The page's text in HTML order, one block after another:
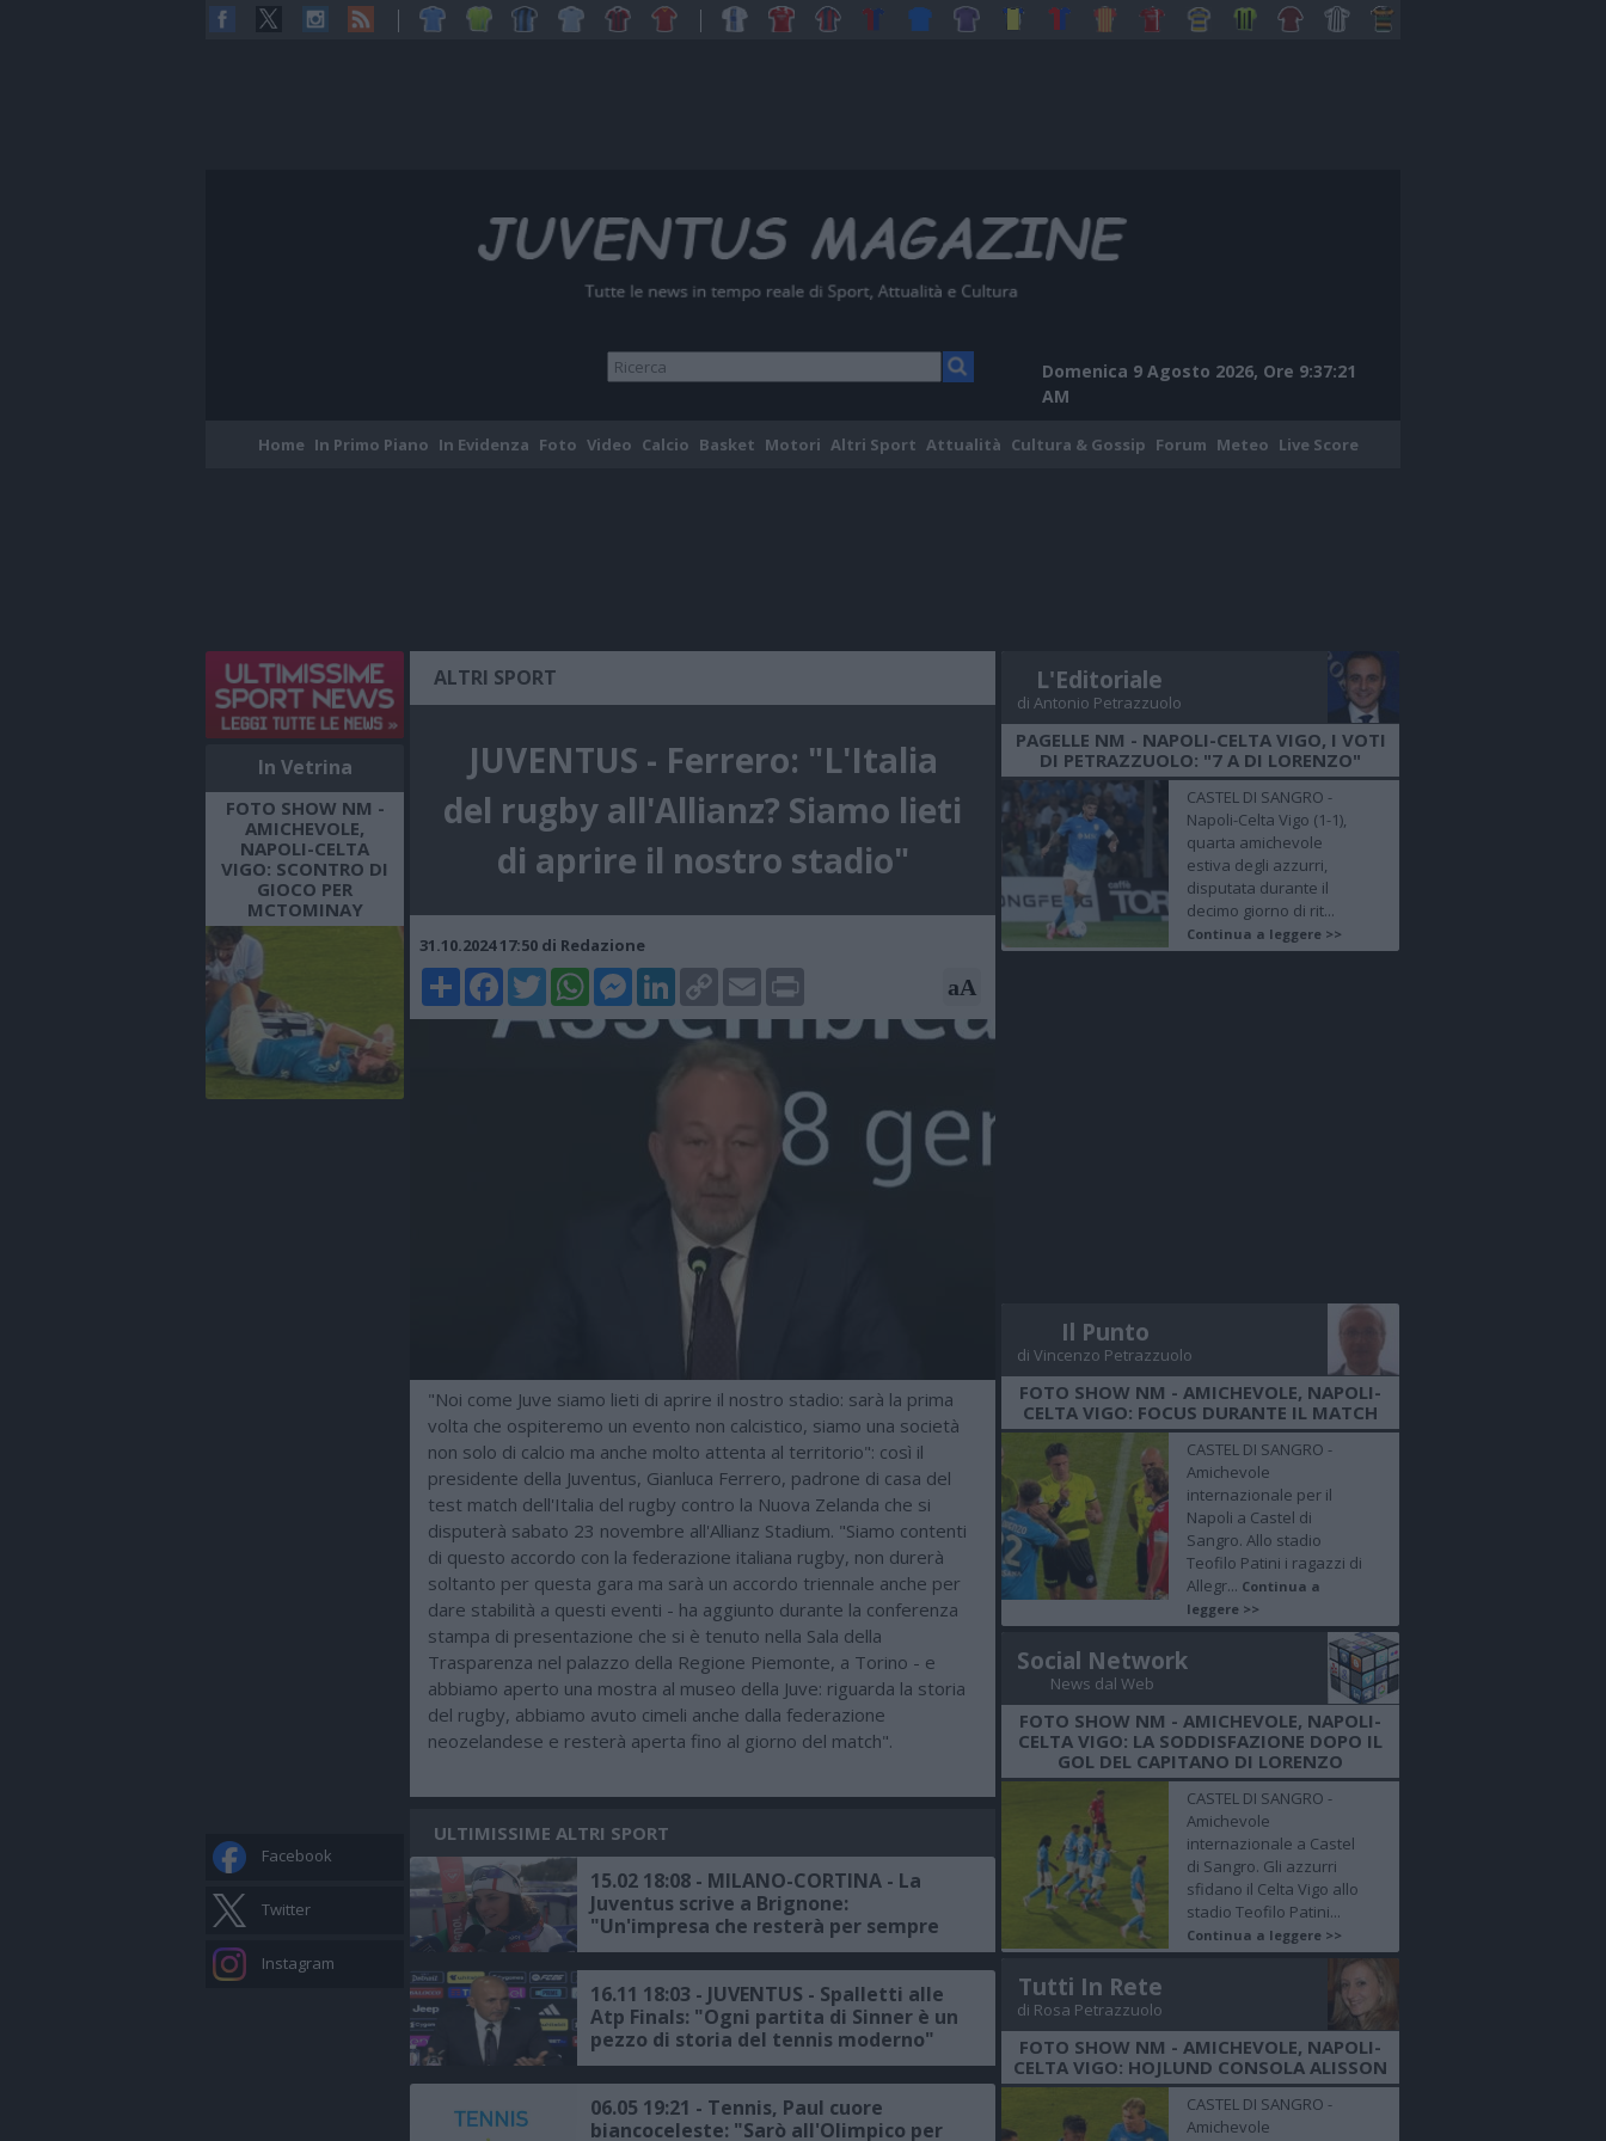
Domenica 9 Agosto 2026, Ore 9:37:22
AM
Home In Primo Piano In Evidenza Foto Video Calcio Basket Motori Altri Sport Attualità Cultura & Gossip Forum Meteo Live Score
In Vetrina
FOTO SHOW NM -
AMICHEVOLE,
NAPOLI-CELTA
VIGO: SCONTRO DI
GIOCO PER
MCTOMINAY
Facebook
Twitter
Instagram
ALTRI SPORT
JUVENTUS - Ferrero: "L'Italia
del rugby all'Allianz? Siamo lieti
di aprire il nostro stadio"
31.10.2024 17:50 di Redazione
ShareFacebookTwitterWhatsAppMessenger
LinkedIn
Copy
Link
Email Print aA
"Noi come Juve siamo lieti di aprire il nostro stadio: sarà la prima
volta che ospiteremo un evento non calcistico, siamo una società
non solo di calcio ma anche molto attenta al territorio": così il
presidente della Juventus, Gianluca Ferrero, padrone di casa del
test match dell'Italia del rugby contro la Nuova Zelanda che si
disputerà sabato 23 novembre all'Allianz Stadium. "Siamo contenti
di questo accordo con la federazione italiana rugby, non durerà
soltanto per questa gara ma sarà un accordo triennale anche per
dare stabilità a questi eventi - ha aggiunto durante la conferenza
stampa di presentazione che si è tenuto nella Sala della
Trasparenza nel palazzo della Regione Piemonte, a Torino - e
abbiamo aperto una mostra al museo della Juve: riguarda la storia
del rugby, abbiamo avuto cimeli anche dalla federazione
neozelandese e resterà aperta fino al giorno del match".
ULTIMISSIME ALTRI SPORT
15.02 18:08 - MILANO-CORTINA - La
Juventus scrive a Brignone:
"Un'impresa che resterà per sempre
nella storia dello sport italiano"
16.11 18:03 - JUVENTUS - Spalletti alle
Atp Finals: "Ogni partita di Sinner è un
pezzo di storia del tennis moderno"
06.05 19:21 - Tennis, Paul cuore
biancoceleste: "Sarò all'Olimpico per
L'Editoriale
di Antonio Petrazzuolo
PAGELLE NM - NAPOLI-CELTA VIGO, I VOTI
DI PETRAZZUOLO: "7 A DI LORENZO"
CASTEL DI SANGRO -
Napoli-Celta Vigo (1-1),
quarta amichevole
estiva degli azzurri,
disputata durante il
decimo giorno di rit...
Continua a leggere >>
Il Punto
di Vincenzo Petrazzuolo
FOTO SHOW NM - AMICHEVOLE, NAPOLI-
CELTA VIGO: FOCUS DURANTE IL MATCH
CASTEL DI SANGRO -
Amichevole
internazionale per il
Napoli a Castel di
Sangro. Allo stadio
Teofilo Patini i ragazzi di
Allegr... Continua a
leggere >>
Social Network
News dal Web
FOTO SHOW NM - AMICHEVOLE, NAPOLI-
CELTA VIGO: LA SODDISFAZIONE DOPO IL
GOL DEL CAPITANO DI LORENZO
CASTEL DI SANGRO -
Amichevole
internazionale a Castel
di Sangro. Gli azzurri
sfidano il Celta Vigo allo
stadio Teofilo Patini...
Continua a leggere >>
Tutti In Rete
di Rosa Petrazzuolo
FOTO SHOW NM - AMICHEVOLE, NAPOLI-
CELTA VIGO: HOJLUND CONSOLA ALISSON
CASTEL DI SANGRO -
Amichevole